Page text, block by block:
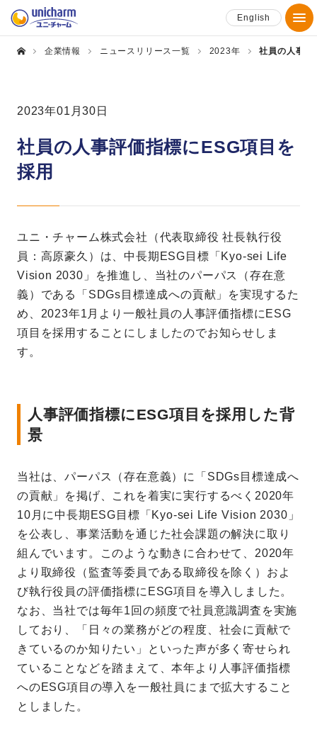
English
企業情報 ニュースリリース一覧 2023年 社員の人事評
2023年01月30日
社員の人事評価指標にESG項目を
採用
ユニ・チャーム株式会社（代表取締役 社長執行役
員：高原豪久）は、中長期ESG目標「Kyo-sei Life
Vision 2030」を推進し、当社のパーパス（存在意
義）である「SDGs目標達成への貢献」を実現するた
め、2023年1月より一般社員の人事評価指標にESG
項目を採用することにしましたのでお知らせしま
す。
人事評価指標にESG項目を採用した背
景
当社は、パーパス（存在意義）に「SDGs目標達成へ
の貢献」を掲げ、これを着実に実行するべく2020年
10月に中長期ESG目標「Kyo-sei Life Vision 2030」
を公表し、事業活動を通じた社会課題の解決に取り
組んでいます。このような動きに合わせて、2020年
より取締役（監査等委員である取締役を除く）およ
び執行役員の評価指標にESG項目を導入しました。
なお、当社では毎年1回の頻度で社員意識調査を実施
しており、「日々の業務がどの程度、社会に貢献で
きているのか知りたい」といった声が多く寄せられ
ていることなどを踏まえて、本年より人事評価指標
へのESG項目の導入を一般社員にまで拡大すること
としました。